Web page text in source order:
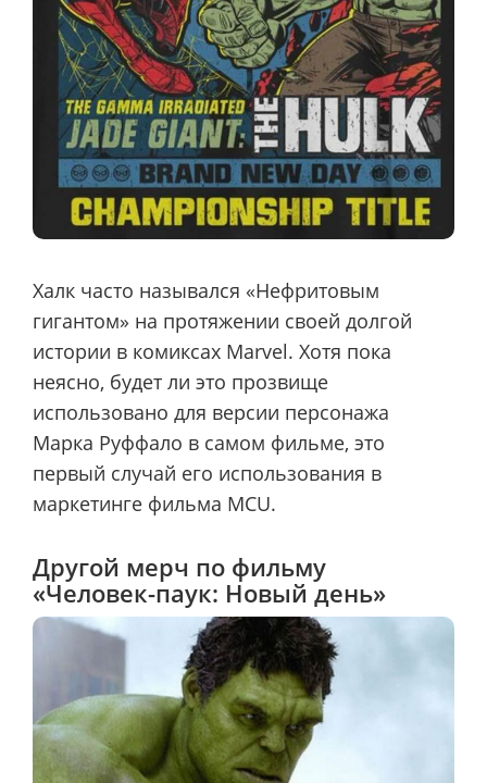
Халк часто назывался «Нефритовым
гигантом» на протяжении своей долгой
истории в комиксах Marvel. Хотя пока
неясно, будет ли это прозвище
использовано для версии персонажа
Марка Руффало в самом фильме, это
первый случай его использования в
маркетинге фильма MCU.
Другой мерч по фильму
«Человек-паук: Новый день»